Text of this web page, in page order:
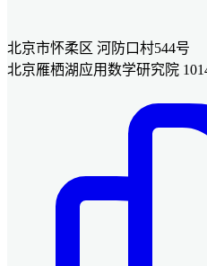
北京市怀柔区 河防口村544号
北京雁栖湖应用数学研究院